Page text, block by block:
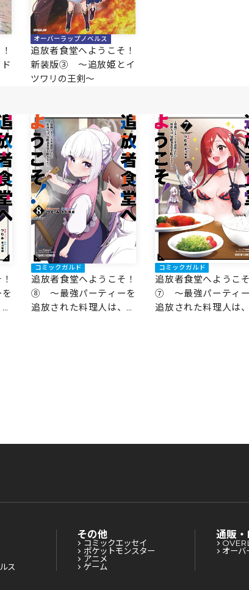
オーバーラップノベルス
追放者食堂へようこそ！
新装版③ ～追放姫とイ
ツワリの王剣～
コミックガルド
追放者食堂へようこそ！
⑧ ～最強パーティーを
追放された料理人は、冒
コミックガルド
追放者食堂へようこそ
⑦ ～最強パーティ
追放された料理人は、
ス
その他
コミックエッセイ
ポケットモンスター
アニメ
ゲーム
通販
オーバ